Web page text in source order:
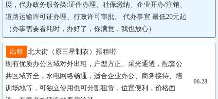
度，代办政务服务类:证件办理、社保缴纳、企业开办/注销、
道路运输许可证办理、行政许可审批。 代办事宜 最低20元起
（办事需要看耗时，办好了，你满意，我也放心）
出租
北大街（原三星制衣）招租啦
现有优质办公区域对外出租，户型方正、采光通透，配套公
共区域齐全，水电网络畅通，适合企业办公、商务接待、培
训场地等，可独立使用也可分割租赁，位置便利，价格面
06-28